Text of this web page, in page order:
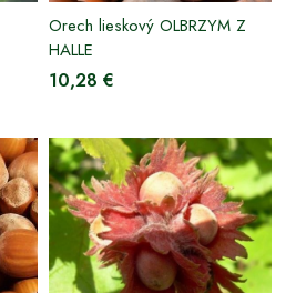
Orech lieskový OLBRZYM Z
HALLE
10,28 €